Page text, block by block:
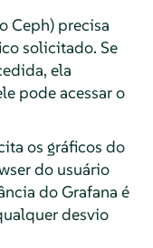
Ceph) precisa
solicitado. Se
ela
pode acessar o
os gráficos do
do usuário
do Grafana é
desvio